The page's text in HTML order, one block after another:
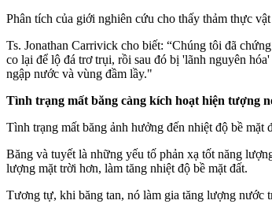
Phân tích của giới nghiên cứu cho thấy thảm thực
Ts. Jonathan Carrivick cho biết: “Chúng tôi đã
co lại để lộ đá trơ trụi, rồi sau đó bị 'lãnh nguyên
ngập nước và vùng đầm lầy."
Tình trạng mất băng càng kích hoạt hiện tượng
Tình trạng mất băng ảnh hưởng đến nhiệt độ bề mặt
Băng và tuyết là những yếu tố phản xạ tốt năng
lượng mặt trời hơn, làm tăng nhiệt độ bề mặt đất.
Tương tự, khi băng tan, nó làm gia tăng lượng nước